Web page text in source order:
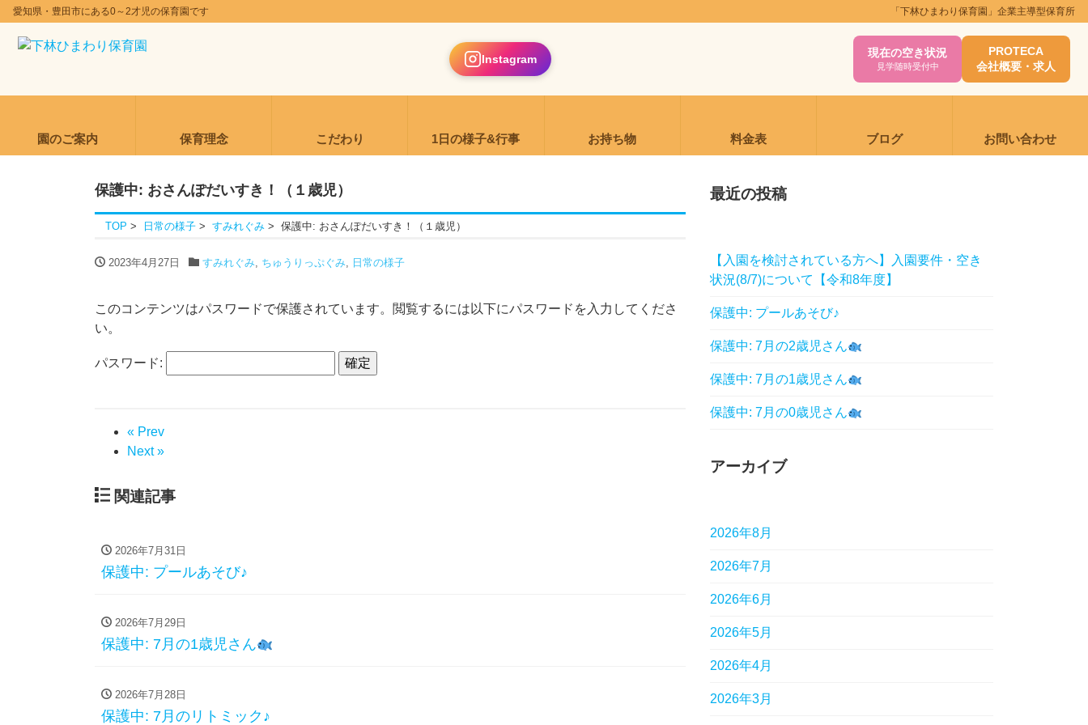
愛知県・豊田市にある0～2才児の保育園です 「下林ひまわり保育園」企業主導型保育所
Instagram 現在の空き状況
見学随時受付中
PROTECA
会社概要・求人
園のご案内 保育理念 こだわり 1日の様子&行事 お持ち物 料金表 ブログ お問い合わせ
保護中: おさんぽだいすき！（１歳児）
TOP 日常の様子 すみれぐみ 保護中: おさんぽだいすき！（１歳児）
2023年4月27日 すみれぐみ, ちゅうりっぷぐみ, 日常の様子
このコンテンツはパスワードで保護されています。閲覧するには以下にパスワードを入力してくださ
い。
パスワード:
« Prev
Next »
関連記事
2026年7月31日
保護中: プールあそび♪
2026年7月29日
保護中: 7月の1歳児さん
2026年7月28日
保護中: 7月のリトミック♪
最近の投稿
【入園を検討されている方へ】入園要件・空き
状況(8/7)について【令和8年度】
保護中: プールあそび♪
保護中: 7月の2歳児さん
保護中: 7月の1歳児さん
保護中: 7月の0歳児さん
アーカイブ
2026年8月
2026年7月
2026年6月
2026年5月
2026年4月
2026年3月